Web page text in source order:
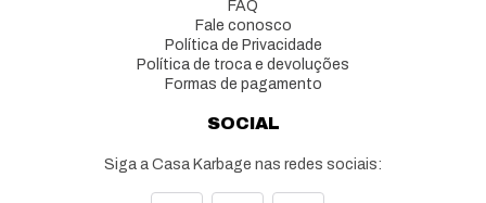
FAQ
Fale conosco
Política de Privacidade
Política de troca e devoluções
Formas de pagamento
SOCIAL
Siga a Casa Karbage nas redes sociais: